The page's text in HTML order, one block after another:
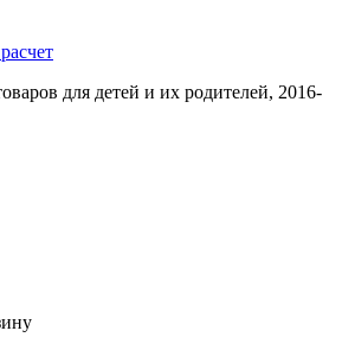
для детей и их родителей, 2016-